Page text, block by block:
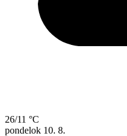
26/11 °C
pondelok 10. 8.